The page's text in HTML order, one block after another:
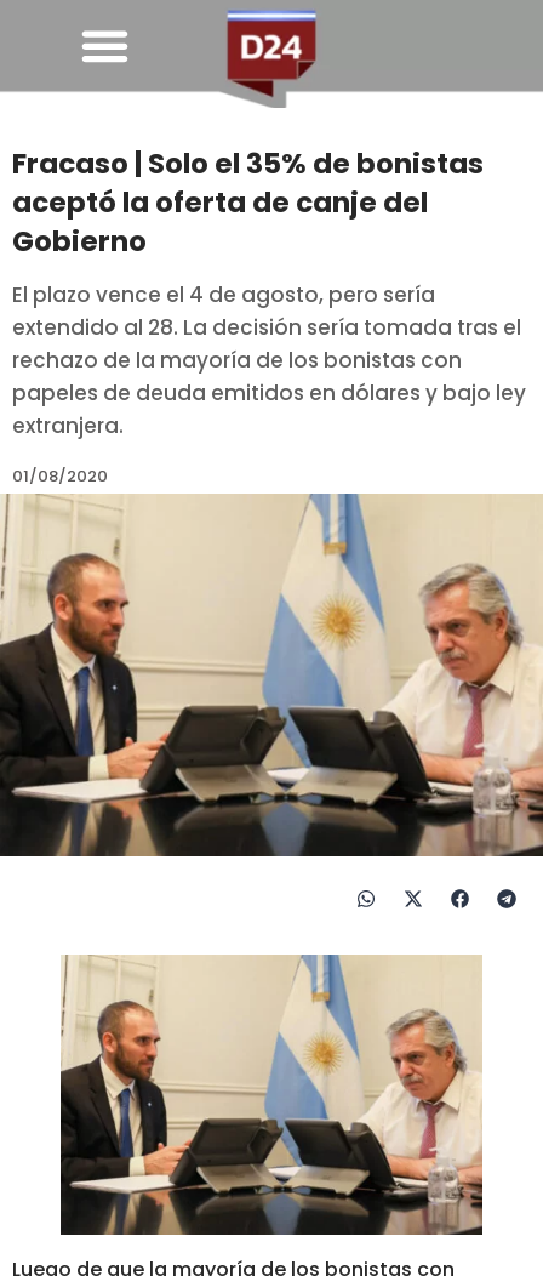
Fracaso | Solo el 35% de bonistas
aceptó la oferta de canje del
Gobierno
El plazo vence el 4 de agosto, pero sería
extendido al 28. La decisión sería tomada tras el
rechazo de la mayoría de los bonistas con
papeles de deuda emitidos en dólares y bajo ley
extranjera.
01/08/2020
Luego de que la mayoría de los bonistas con